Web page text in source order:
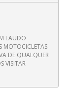
LAUDO
MOTOCICLETAS
DE QUALQUER
VISITAR